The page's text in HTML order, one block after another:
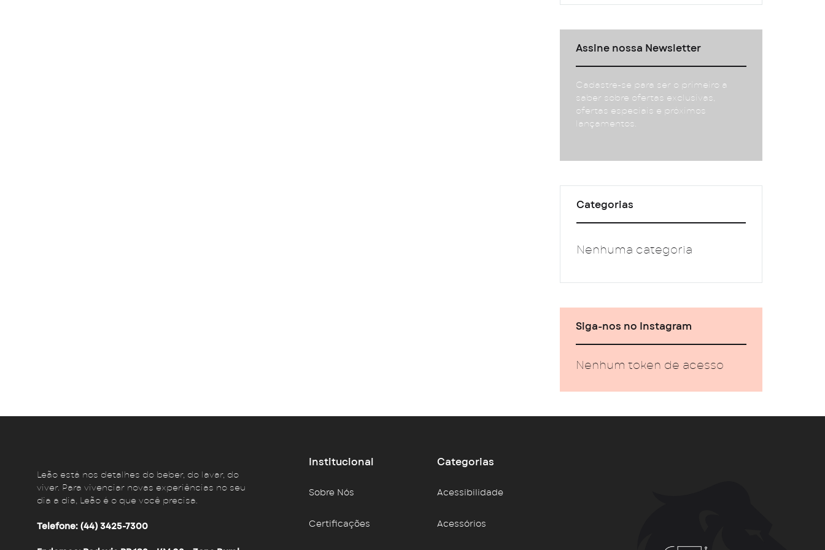
Assine nossa Newsletter
Cadastre-se para ser o primeiro a
saber sobre ofertas exclusivas,
ofertas especiais e próximos
lançamentos.
Categorias
Nenhuma categoria
Siga-nos no Instagram
Nenhum token de acesso
Leão está nos detalhes do beber, do lavar, do
viver. Para vivenciar novas experiências no seu
dia a dia, Leão é o que você precisa.
Telefone: (44) 3425-7300
Institucional
Sobre Nós
Certificações
Categorias
Acessibilidade
Acessórios